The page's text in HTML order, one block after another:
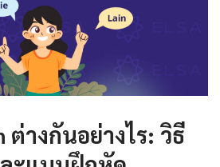
ต่างกันอย่างไร: วิธี